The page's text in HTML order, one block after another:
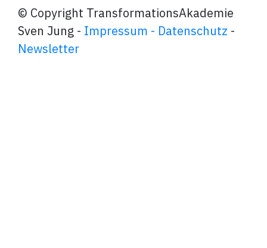
© Copyright TransformationsAkademie
Sven Jung - Impressum - Datenschutz -
Newsletter